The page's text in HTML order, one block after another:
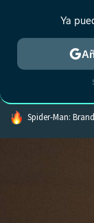
HOY SE HABLA DE
Spider-Man:
Ya